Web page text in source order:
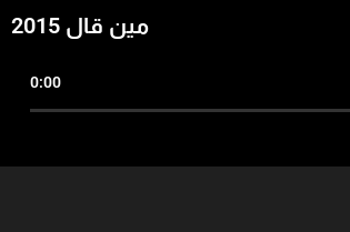
0:00
مين قال 2015